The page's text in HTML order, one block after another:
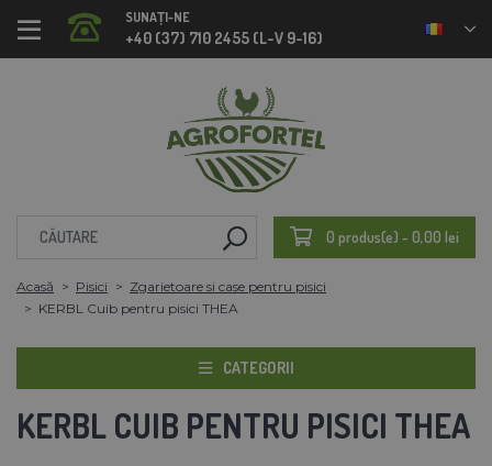
SUNAȚI-NE
+40 (37) 710 2455 (L-V 9-16)
0 produs(e) - 0,00 lei
Acasă Pisici
Zgarietoare si case pentru pisici
KERBL Cuib pentru pisici THEA
CATEGORII
KERBL CUIB PENTRU PISICI THEA